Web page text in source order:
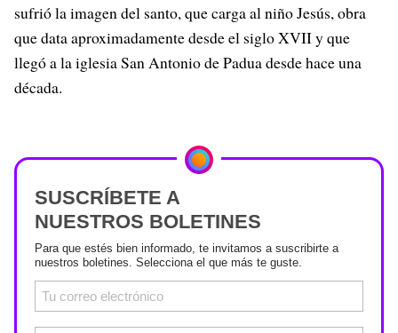
sufrió la imagen del santo, que carga al niño Jesús, obra
que data aproximadamente desde el siglo XVII y que
llegó a la iglesia San Antonio de Padua desde hace una
década.
SUSCRÍBETE A
NUESTROS BOLETINES
Para que estés bien informado, te invitamos a suscribirte a
nuestros boletines. Selecciona el que más te guste.